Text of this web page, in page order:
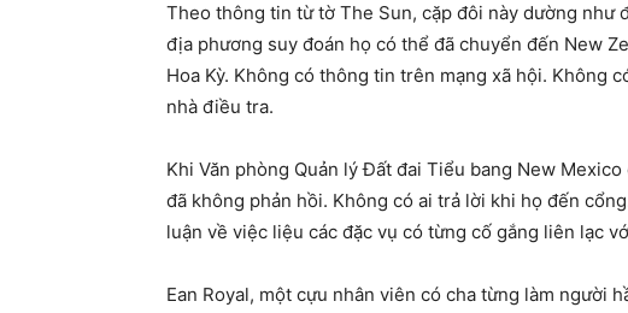
Theo thông tin từ tờ The Sun, cặp đôi này dường như
địa phương suy đoán họ có thể đã chuyển đến New
Hoa Kỳ. Không có thông tin trên mạng xã hội. Không
nhà điều tra.
Khi Văn phòng Quản lý Đất đai Tiểu bang New
đã không phản hồi. Không có ai trả lời khi họ đến
luận về việc liệu các đặc vụ có từng cố gắng liên lạc
Ean Royal, một cựu nhân viên có cha từng làm người